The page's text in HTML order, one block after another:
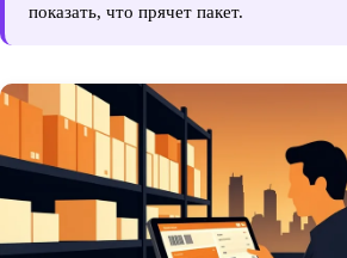
показать, что прячет пакет.